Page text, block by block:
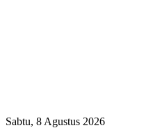
Sabtu, 8 Agustus 2026